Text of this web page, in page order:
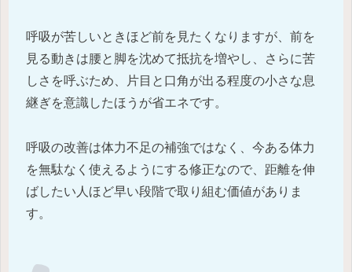
呼吸が苦しいときほど前を見たくなりますが、前を
見る動きは腰と脚を沈めて抵抗を増やし、さらに苦
しさを呼ぶため、片目と口角が出る程度の小さな息
継ぎを意識したほうが省エネです。
呼吸の改善は体力不足の補強ではなく、今ある体力
を無駄なく使えるようにする修正なので、距離を伸
ばしたい人ほど早い段階で取り組む価値がありま
す。